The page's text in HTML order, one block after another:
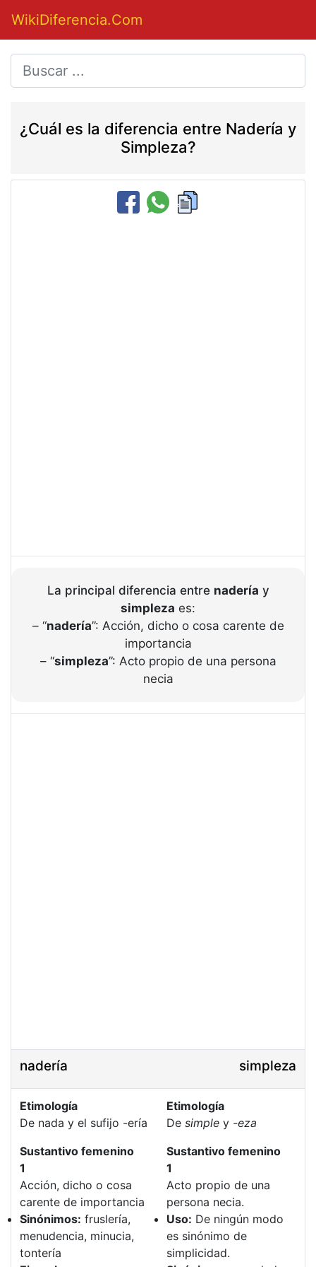
WikiDiferencia.Com
¿Cuál es la diferencia entre Nadería y
Simpleza?
La principal diferencia entre nadería y
simpleza es:
– “nadería”: Acción, dicho o cosa carente de
importancia
– “simpleza”: Acto propio de una persona
necia
nadería simpleza
Etimología
De nada y el sufijo -ería
Sustantivo femenino
1
Acción, dicho o cosa
carente de importancia
Sinónimos: fruslería,
menudencia, minucia,
tontería
Etimología
De simple y -eza
Sustantivo femenino
1
Acto propio de una
persona necia.
Uso: De ningún modo
es sinónimo de
simplicidad.